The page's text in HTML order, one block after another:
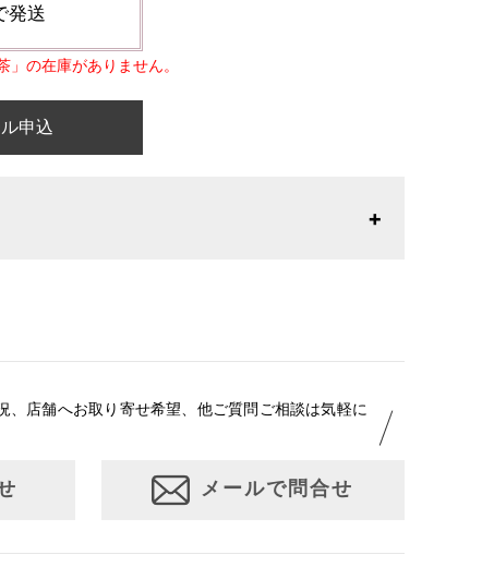
発送
の在庫がありません。
申込
、店舗へお取り寄せ希望、他ご質問ご相談は気軽に
メールで問合せ